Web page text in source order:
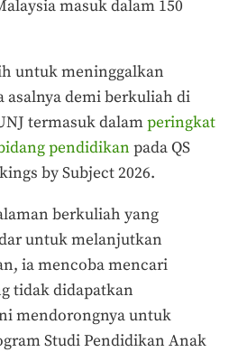
masuk dalam 150
untuk meninggalkan
asalnya demi berkuliah di
termasuk dalamperingkat
pendidikan pada QS
by Subject 2026.
berkuliah yang
untuk melanjutkan
ia mencoba mencari
tidak didapatkan
mendorongnya untuk
Studi Pendidikan Anak